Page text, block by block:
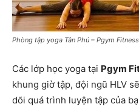
Phòng tập yoga Tân Phú – Pgym
Các lớp học yoga tại Pgym
khung giờ tập, đội ngũ HLV
dõi quá trình luyện tập của